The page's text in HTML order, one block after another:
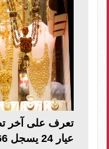
تعرف على آخر
عيار 24 يسجل 6966 جنيها صوت الأم...